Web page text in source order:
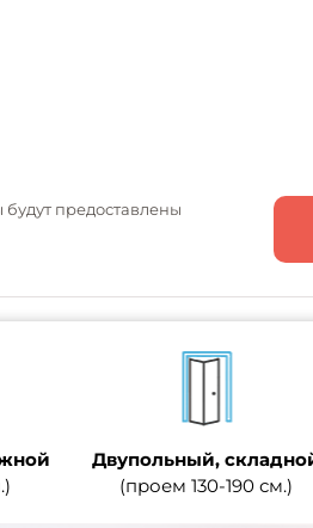
предоставлены
Двупольный,
(проем 130-190 см.)